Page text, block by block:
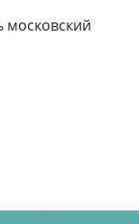
московский